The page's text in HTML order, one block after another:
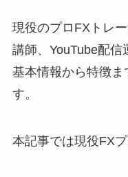
現役のプロFXトレ
講師、YouTube配
基本情報から特徴ま
す。
本記事では現役FX